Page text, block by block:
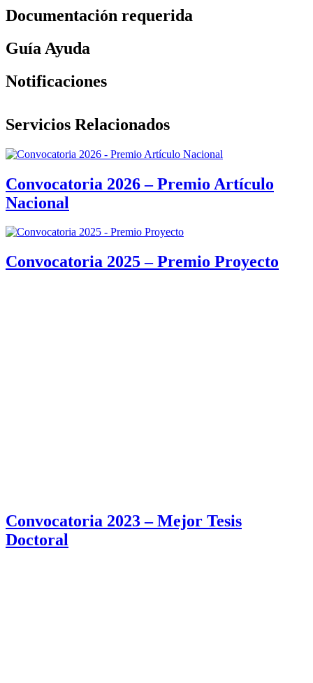
Documentación requerida
Guía Ayuda
Notificaciones
Servicios Relacionados
Convocatoria 2026 – Premio Artículo
Nacional
Convocatoria 2025 – Premio Proyecto
Convocatoria 2023 – Mejor Tesis
Doctoral